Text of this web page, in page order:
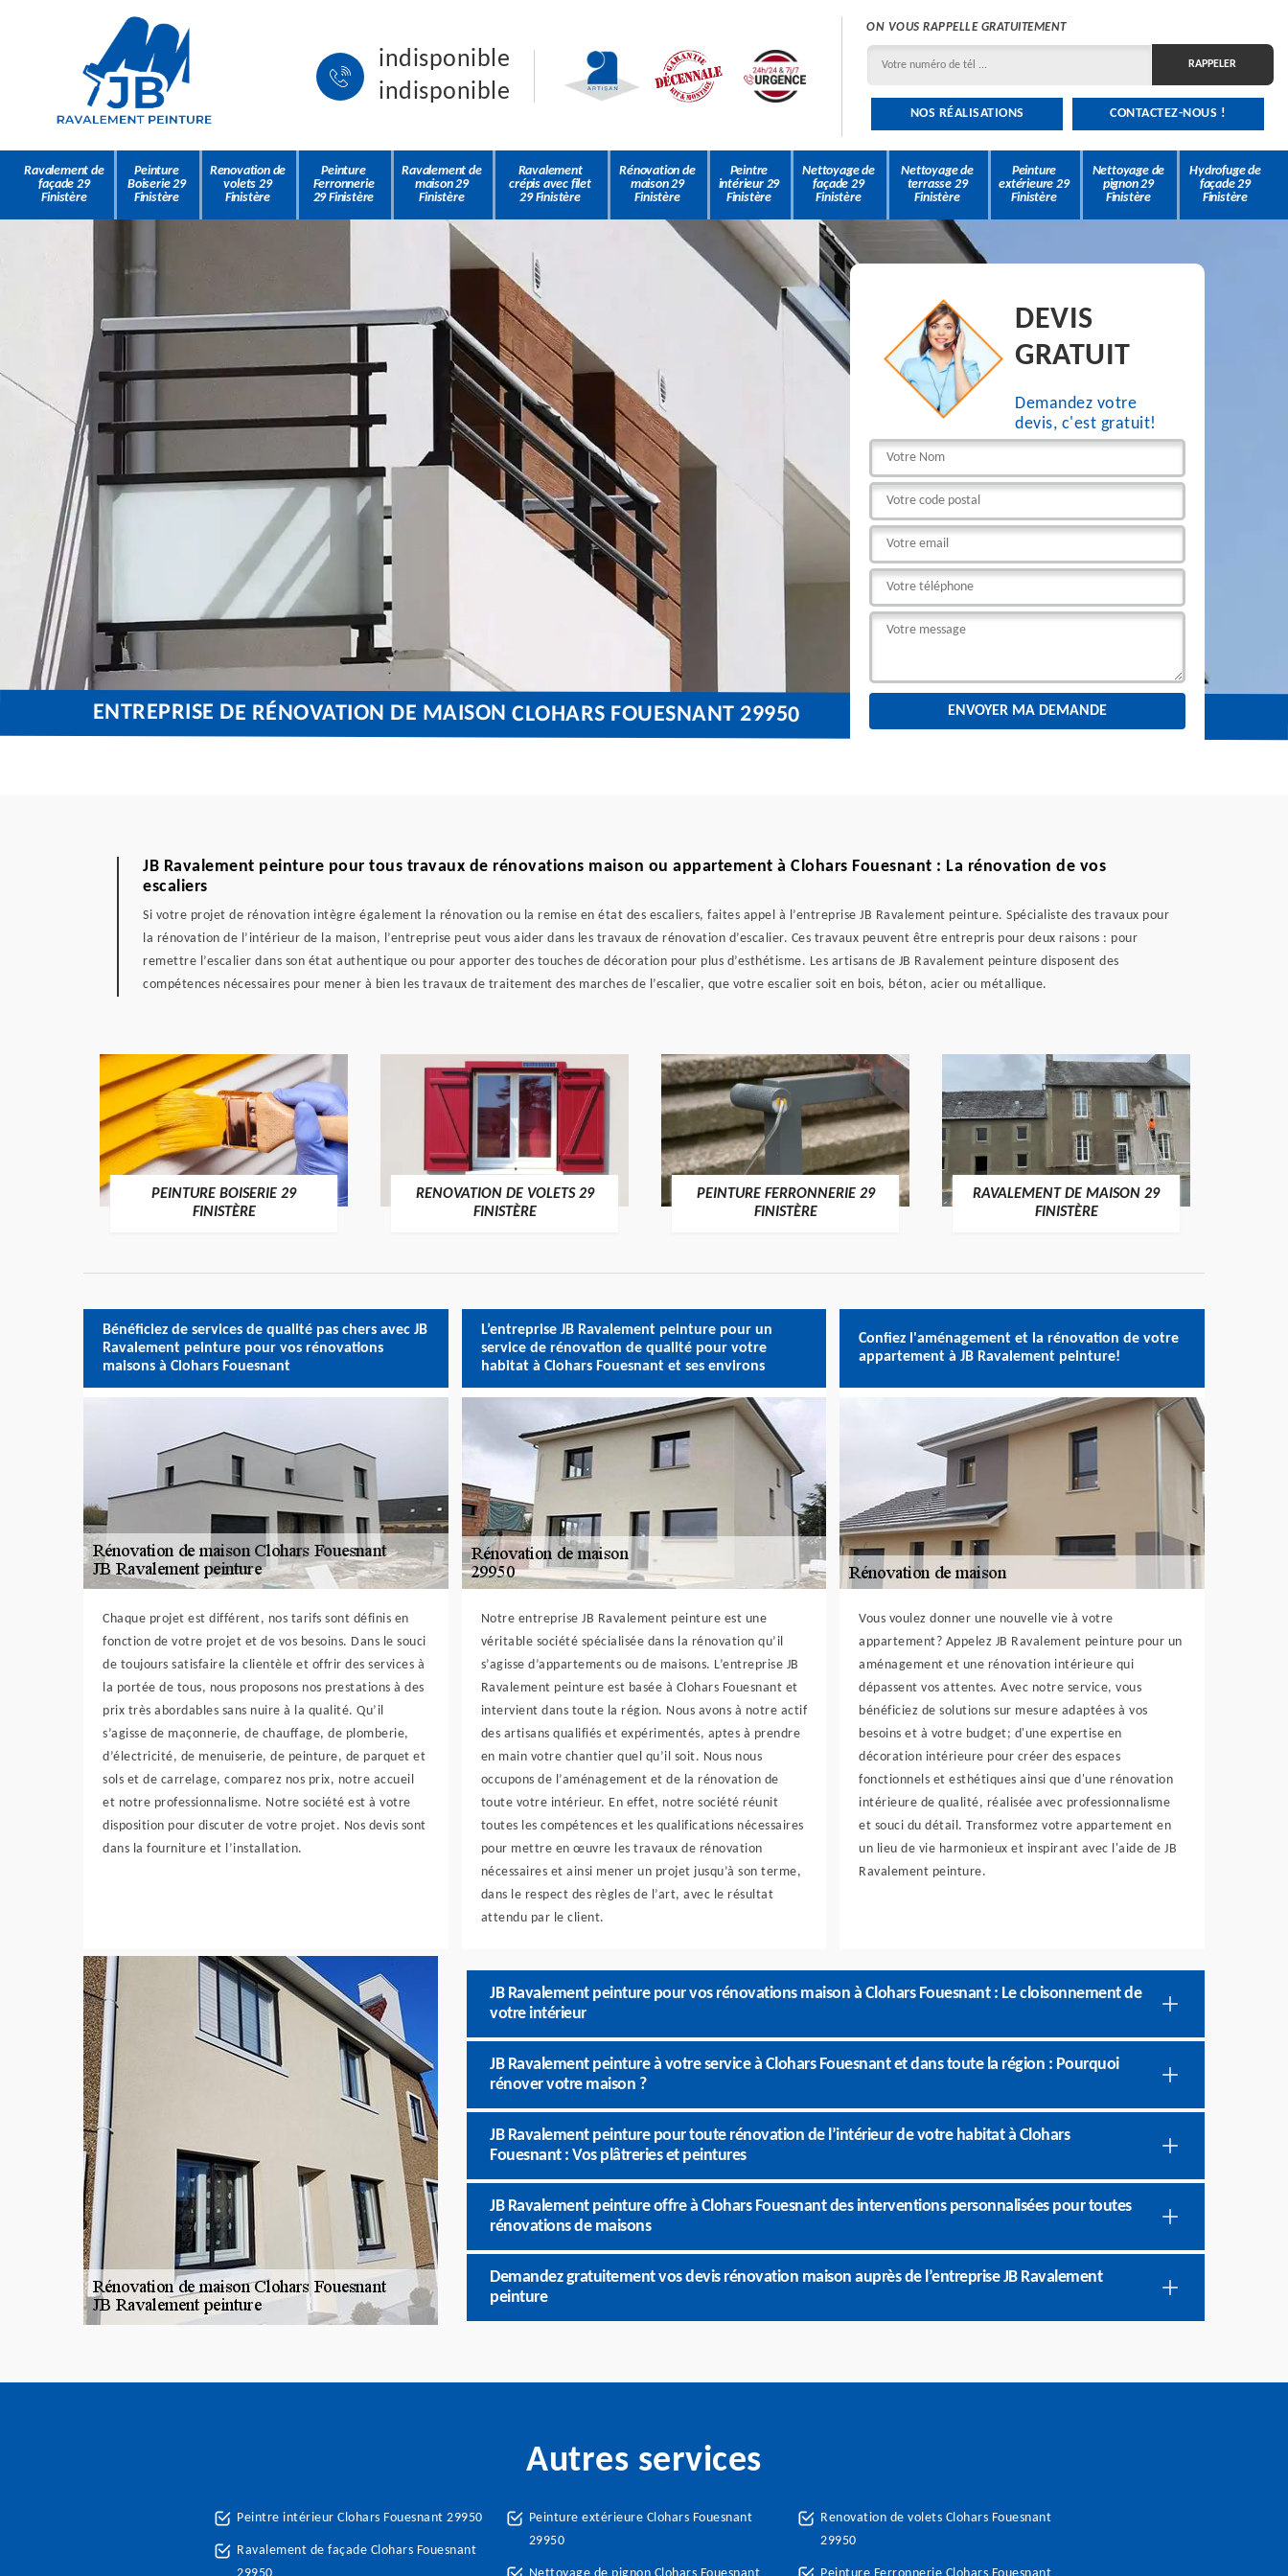
indisponible
indisponible
ON VOUS RAPPELLE GRATUITEMENT
NOS RÉALISATIONS CONTACTEZ-NOUS !
Ravalement de
façade 29
Finistère
Peinture
Boiserie 29
Finistère
Renovation de
volets 29
Finistère
Peinture
Ferronnerie
29 Finistère
Ravalement de
maison 29
Finistère
Ravalement
crépis avec filet
29 Finistère
Rénovation de
maison 29
Finistère
Peintre
intérieur 29
Finistère
Nettoyage de
façade 29
Finistère
Nettoyage de
terrasse 29
Finistère
Peinture
extérieure 29
Finistère
Nettoyage de
pignon 29
Finistère
Hydrofuge de
façade 29
Finistère
DEVIS
GRATUIT
Demandez votre
devis, c'est gratuit!
ENTREPRISE DE RÉNOVATION DE MAISON CLOHARS FOUESNANT 29950
JB Ravalement peinture pour tous travaux de rénovations maison ou appartement à Clohars Fouesnant : La rénovation de vos
escaliers
Si votre projet de rénovation intègre également la rénovation ou la remise en état des escaliers, faites appel à l’entreprise JB Ravalement peinture. Spécialiste des travaux pour
la rénovation de l’intérieur de la maison, l’entreprise peut vous aider dans les travaux de rénovation d’escalier. Ces travaux peuvent être entrepris pour deux raisons : pour
remettre l’escalier dans son état authentique ou pour apporter des touches de décoration pour plus d’esthétisme. Les artisans de JB Ravalement peinture disposent des
compétences nécessaires pour mener à bien les travaux de traitement des marches de l’escalier, que votre escalier soit en bois, béton, acier ou métallique.
PEINTURE BOISERIE 29
FINISTÈRE
RENOVATION DE VOLETS 29
FINISTÈRE
PEINTURE FERRONNERIE 29
FINISTÈRE
RAVALEMENT DE MAISON 29
FINISTÈRE
Bénéficiez de services de qualité pas chers avec JB
Ravalement peinture pour vos rénovations
maisons à Clohars Fouesnant
Chaque projet est différent, nos tarifs sont définis en
fonction de votre projet et de vos besoins. Dans le souci
de toujours satisfaire la clientèle et offrir des services à
la portée de tous, nous proposons nos prestations à des
prix très abordables sans nuire à la qualité. Qu’il
s’agisse de maçonnerie, de chauffage, de plomberie,
d’électricité, de menuiserie, de peinture, de parquet et
sols et de carrelage, comparez nos prix, notre accueil
et notre professionnalisme. Notre société est à votre
disposition pour discuter de votre projet. Nos devis sont
dans la fourniture et l’installation.
L’entreprise JB Ravalement peinture pour un
service de rénovation de qualité pour votre
habitat à Clohars Fouesnant et ses environs
Notre entreprise JB Ravalement peinture est une
véritable société spécialisée dans la rénovation qu’il
s’agisse d’appartements ou de maisons. L’entreprise JB
Ravalement peinture est basée à Clohars Fouesnant et
intervient dans toute la région. Nous avons à notre actif
des artisans qualifiés et expérimentés, aptes à prendre
en main votre chantier quel qu’il soit. Nous nous
occupons de l’aménagement et de la rénovation de
toute votre intérieur. En effet, notre société réunit
toutes les compétences et les qualifications nécessaires
pour mettre en œuvre les travaux de rénovation
nécessaires et ainsi mener un projet jusqu’à son terme,
dans le respect des règles de l’art, avec le résultat
attendu par le client.
Confiez l'aménagement et la rénovation de votre
appartement à JB Ravalement peinture!
Vous voulez donner une nouvelle vie à votre
appartement? Appelez JB Ravalement peinture pour un
aménagement et une rénovation intérieure qui
dépassent vos attentes. Avec notre service, vous
bénéficiez de solutions sur mesure adaptées à vos
besoins et à votre budget; d'une expertise en
décoration intérieure pour créer des espaces
fonctionnels et esthétiques ainsi que d'une rénovation
intérieure de qualité, réalisée avec professionnalisme
et souci du détail. Transformez votre appartement en
un lieu de vie harmonieux et inspirant avec l'aide de JB
Ravalement peinture.
JB Ravalement peinture pour vos rénovations maison à Clohars Fouesnant : Le cloisonnement de
votre intérieur
JB Ravalement peinture à votre service à Clohars Fouesnant et dans toute la région : Pourquoi
rénover votre maison ?
JB Ravalement peinture pour toute rénovation de l’intérieur de votre habitat à Clohars
Fouesnant : Vos plâtreries et peintures
JB Ravalement peinture offre à Clohars Fouesnant des interventions personnalisées pour toutes
rénovations de maisons
Demandez gratuitement vos devis rénovation maison auprès de l’entreprise JB Ravalement
peinture
Autres services
Peintre intérieur Clohars Fouesnant 29950
Ravalement de façade Clohars Fouesnant
Peinture extérieure Clohars Fouesnant
29950
Renovation de volets Clohars Fouesnant
29950